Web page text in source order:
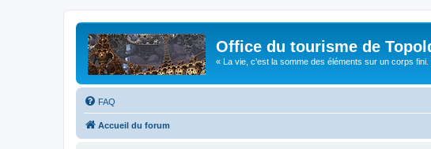
Office du tourisme de
« La vie, c'est la somme des éléments sur un corps
FAQ
Accueil du forum